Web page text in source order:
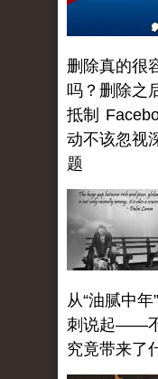
删除真的很
吗？删除之
抵制
动不该忽视
题
从“油腻中年
刺说起——
究竟带来了